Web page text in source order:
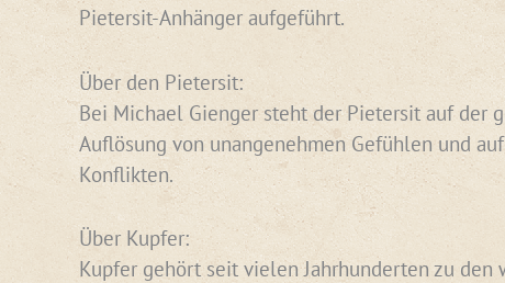
Pietersit-Anhänger aufgeführt.
Über den Pietersit:
Bei Michael Gienger steht der Pietersit auf der
Auflösung von unangenehmen Gefühlen und
Konflikten.
Über Kupfer:
Kupfer gehört seit vielen Jahrhunderten zu